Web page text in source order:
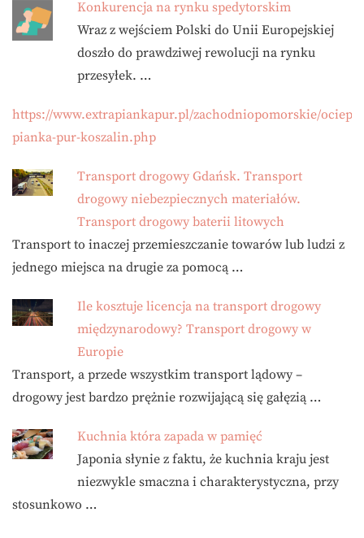
Konkurencja na rynku spedytorskim
Wraz z wejściem Polski do Unii Europejskiej
doszło do prawdziwej rewolucji na rynku
przesyłek. …
https://www.extrapiankapur.pl/zachodniopomorskie/
pianka-pur-koszalin.php
Transport drogowy Gdańsk. Transport
drogowy niebezpiecznych materiałów.
Transport drogowy baterii litowych
Transport to inaczej przemieszczanie towarów lub ludzi z
jednego miejsca na drugie za pomocą …
Ile kosztuje licencja na transport drogowy
międzynarodowy? Transport drogowy w
Europie
Transport, a przede wszystkim transport lądowy –
drogowy jest bardzo prężnie rozwijającą się gałęzią …
Kuchnia która zapada w pamięć
Japonia słynie z faktu, że kuchnia kraju jest
niezwykle smaczna i charakterystyczna, przy
stosunkowo …